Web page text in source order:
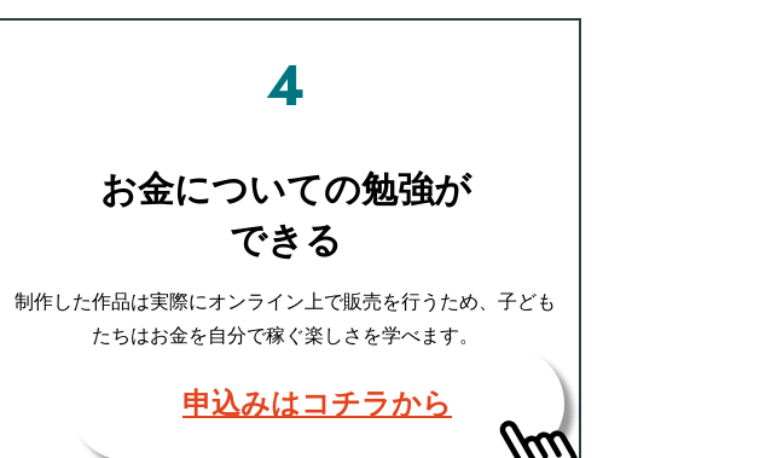
お金についての勉強が
できる
制作した作品は実際にオンライン上で販売を行うため、子ども
たちはお金を自分で稼ぐ楽しさを学べます。
申込みはコチラから